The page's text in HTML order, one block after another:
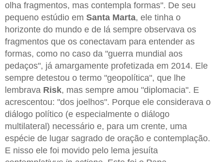
olha fragmentos, mas contempla formas". De seu
pequeno estúdio em Santa Marta, ele tinha o
horizonte do mundo e de lá sempre observava os
fragmentos que os conectavam para entender as
formas, como no caso da "guerra mundial aos
pedaços", já amargamente profetizada em 2014. Ele
sempre detestou o termo "geopolítica", que lhe
lembrava Risk, mas sempre amou "diplomacia". E
acrescentou: "dos joelhos". Porque ele considerava o
diálogo político (e especialmente o diálogo
multilateral) necessário e, para um crente, uma
espécie de lugar sagrado de oração e contemplação.
E nisso ele foi movido pelo lema jesuíta